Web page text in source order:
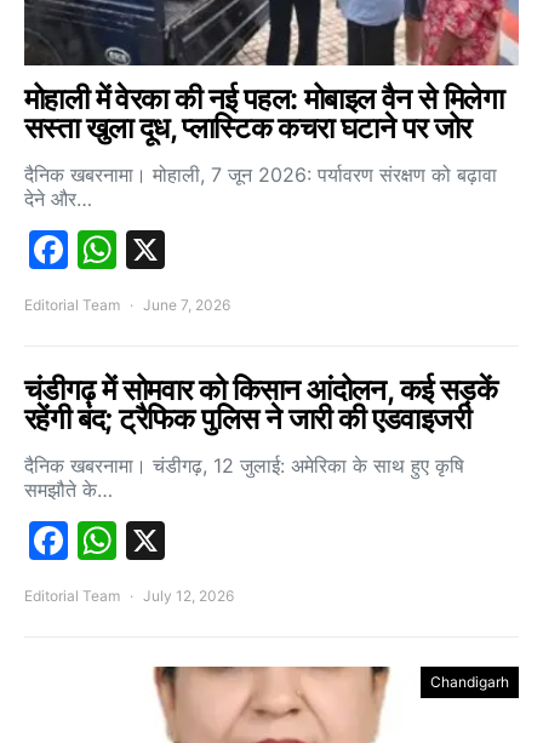
मोहाली में वेरका की नई पहल: मोबाइल वैन से मिलेगा
सस्ता खुला दूध, प्लास्टिक कचरा घटाने पर जोर
दैनिक खबरनामा। मोहाली, 7 जून 2026: पर्यावरण संरक्षण को बढ़ावा
देने और…
Facebook
WhatsApp
Editorial Team June 7, 2026
चंडीगढ़ में सोमवार को किसान आंदोलन, कई सड़कें
रहेंगी बंद; ट्रैफिक पुलिस ने जारी की एडवाइजरी
दैनिक खबरनामा। चंडीगढ़, 12 जुलाई: अमेरिका के साथ हुए कृषि
समझौते के…
Facebook
WhatsApp
Editorial Team July 12, 2026
Chandigarh